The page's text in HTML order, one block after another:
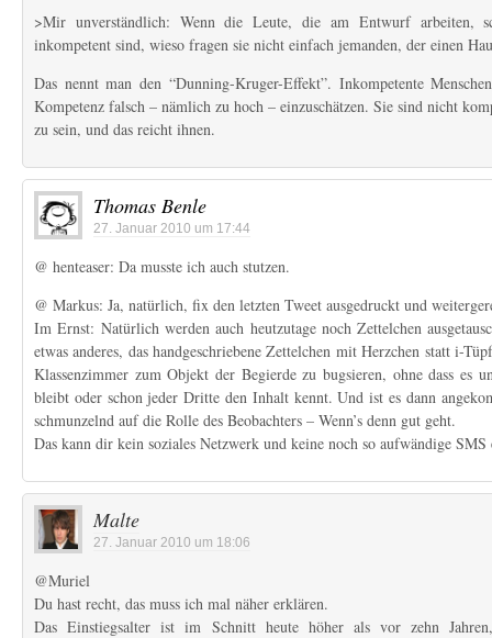
>Mir unverständlich: Wenn die Leute, die am Entwurf arbeiten,
inkompetent sind, wieso fragen sie nicht einfach jemanden, der einen
Das nennt man den “Dunning-Kruger-Effekt”. Inkompetente
Kompetenz falsch – nämlich zu hoch – einzuschätzen. Sie sind nicht
zu sein, und das reicht ihnen.
Thomas Benle
27. Januar 2010 um 17:44
@ henteaser: Da musste ich auch stutzen.
@ Markus: Ja, natürlich, fix den letzten Tweet ausgedruckt und
Im Ernst: Natürlich werden auch heutzutage noch Zettelchen
etwas anderes, das handgeschriebene Zettelchen mit Herzchen statt i-
Klassenzimmer zum Objekt der Begierde zu bugsieren, ohne dass es
bleibt oder schon jeder Dritte den Inhalt kennt. Und ist es dann
schmunzelnd auf die Rolle des Beobachters – Wenn’s denn gut geht.
Das kann dir kein soziales Netzwerk und keine noch so aufwändige SMS
Malte
27. Januar 2010 um 18:06
@Muriel
Du hast recht, das muss ich mal näher erklären.
Das Einstiegsalter ist im Schnitt heute höher als vor zehn